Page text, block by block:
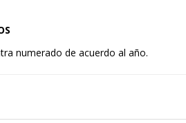
numerado de acuerdo al año.